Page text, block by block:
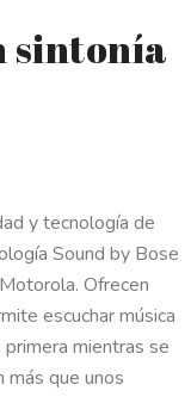
sintonía
y tecnología de
Sound by Bose
Ofrecen
escuchar música
mientras se
más que unos